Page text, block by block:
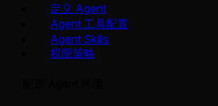
定义 Agent
Agent 工具配置
Agent Skills
权限策略